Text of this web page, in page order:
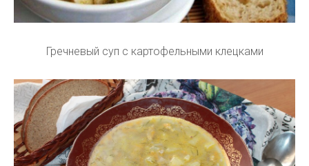
Гречневый суп с картофельными клецками